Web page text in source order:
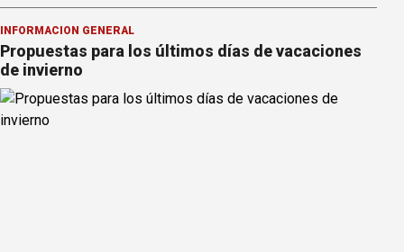
INFORMACION GENERAL
Propuestas para los últimos días de vacaciones
de invierno